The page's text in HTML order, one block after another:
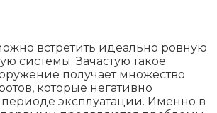
встретить идеально ровную
системы. Зачастую такое
получает множество
которые негативно
периоде эксплуатации. Именно в